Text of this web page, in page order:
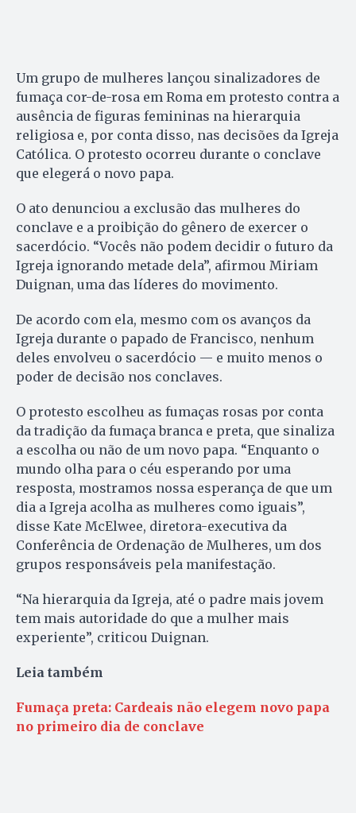
Um grupo de mulheres lançou sinalizadores de
fumaça cor-de-rosa em Roma em protesto contra a
ausência de figuras femininas na hierarquia
religiosa e, por conta disso, nas decisões da Igreja
Católica. O protesto ocorreu durante o conclave
que elegerá o novo papa.
O ato denunciou a exclusão das mulheres do
conclave e a proibição do gênero de exercer o
sacerdócio. “Vocês não podem decidir o futuro da
Igreja ignorando metade dela”, afirmou Miriam
Duignan, uma das líderes do movimento.
De acordo com ela, mesmo com os avanços da
Igreja durante o papado de Francisco, nenhum
deles envolveu o sacerdócio — e muito menos o
poder de decisão nos conclaves.
O protesto escolheu as fumaças rosas por conta
da tradição da fumaça branca e preta, que sinaliza
a escolha ou não de um novo papa. “Enquanto o
mundo olha para o céu esperando por uma
resposta, mostramos nossa esperança de que um
dia a Igreja acolha as mulheres como iguais”,
disse Kate McElwee, diretora-executiva da
Conferência de Ordenação de Mulheres, um dos
grupos responsáveis pela manifestação.
“Na hierarquia da Igreja, até o padre mais jovem
tem mais autoridade do que a mulher mais
experiente”, criticou Duignan.
Leia também
Fumaça preta: Cardeais não elegem novo papa
no primeiro dia de conclave